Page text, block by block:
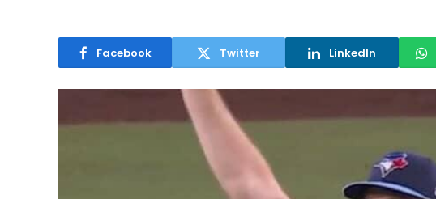
Facebook Twitter LinkedIn